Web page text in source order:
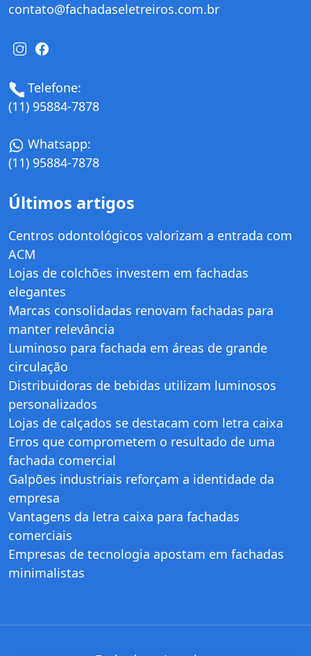
contato@fachadaseletreiros.com.br
Telefone:
(11) 95884-7878
Whatsapp:
(11) 95884-7878
Últimos artigos
Centros odontológicos valorizam a entrada com
ACM
Lojas de colchões investem em fachadas
elegantes
Marcas consolidadas renovam fachadas para
manter relevância
Luminoso para fachada em áreas de grande
circulação
Distribuidoras de bebidas utilizam luminosos
personalizados
Lojas de calçados se destacam com letra caixa
Erros que comprometem o resultado de uma
fachada comercial
Galpões industriais reforçam a identidade da
empresa
Vantagens da letra caixa para fachadas
comerciais
Empresas de tecnologia apostam em fachadas
minimalistas